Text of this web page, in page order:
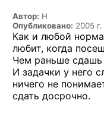
Автор: Н
Опубликовано: 2005 г.
Как и любой
любит, когда
Чем раньше
И задачки у него
ничего не
сдать досрочно.